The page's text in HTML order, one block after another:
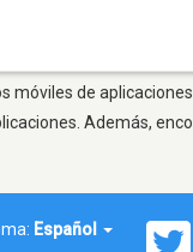
móviles de aplicaciones
Además,
Español